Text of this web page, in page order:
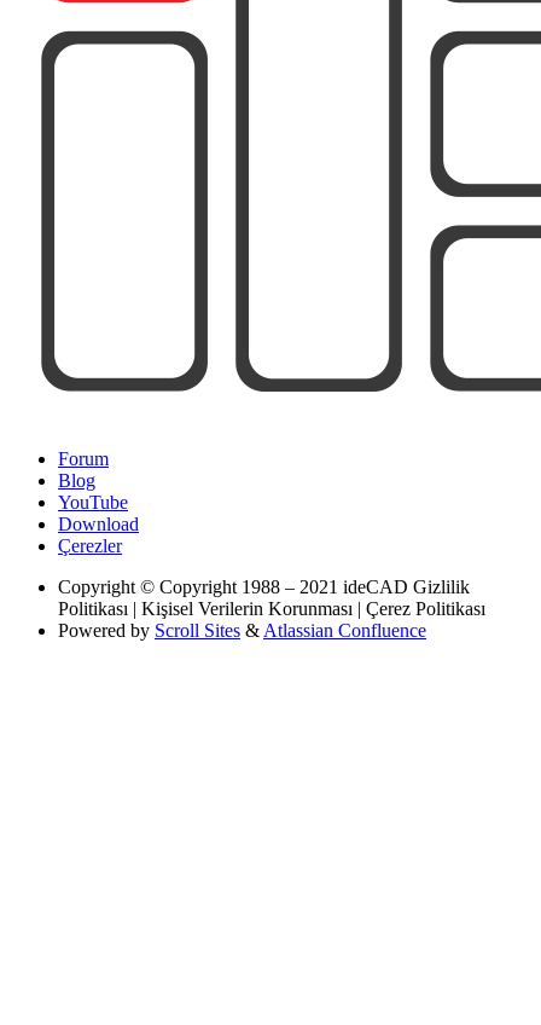
Forum
Blog
YouTube
Download
Çerezler
Copyright © Copyright 1988 – 2021 ideCAD Gizlilik
Politikası | Kişisel Verilerin Korunması | Çerez Politikası
Powered by Scroll Sites & Atlassian Confluence